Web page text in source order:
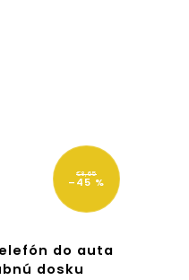
€8,65
–45 %
do auta
dosku